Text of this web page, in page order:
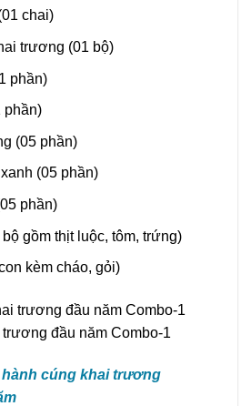
chai)
trương (01 bộ)
phần)
phần)
(05 phần)
(05 phần)
phần)
gồm thịt luộc, tôm, trứng)
kèm cháo, gỏi)
trương đầu năm Combo-1
cúng khai trương